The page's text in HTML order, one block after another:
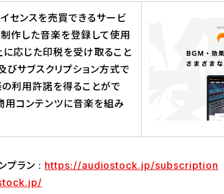
ンスを売買できるサービ
制作した音楽を登録して使用
に応じた印税を受け取ること
びサブスクリプション方式で
利用許諾を得ることがで
用コンテンツに音楽を組み
プラン : https://audiostock.jp/subscription